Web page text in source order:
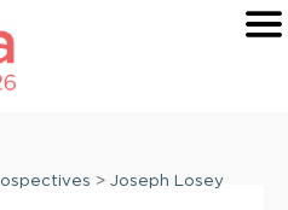
> Joseph Losey